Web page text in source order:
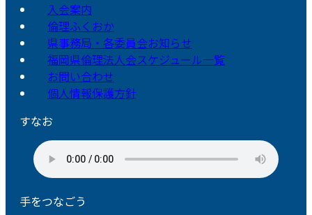
入会案内
倫理ふくおか
県事務局・各委員会お知らせ
福岡県倫理法人会スケジュール一覧
お問い合わせ
個人情報保護方針
すなお
手をつなごう